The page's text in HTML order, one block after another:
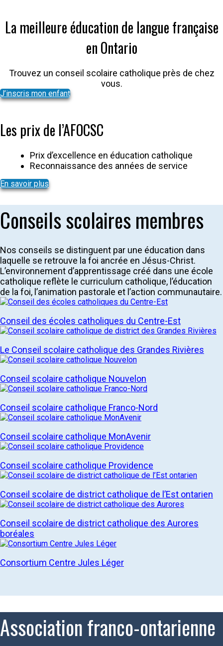
La meilleure éducation de langue française
en Ontario
Trouvez un conseil scolaire catholique près de chez
vous.
J’inscris mon enfant
Les prix de l’AFOCSC
Prix d’excellence en éducation catholique
Reconnaissance des années de service
En savoir plus
Conseils scolaires membres
Nos conseils se distinguent par une éducation dans
laquelle se retrouve la foi ancrée en Jésus-Christ.
L’environnement d’apprentissage créé dans une école
catholique reflète le curriculum catholique, l’éducation
de la foi, l’animation pastorale et l’action communautaire.
Conseil des écoles catholiques du Centre-Est
Le Conseil scolaire catholique des Grandes Rivières
Conseil scolaire catholique Nouvelon
Conseil scolaire catholique Franco-Nord
Conseil scolaire catholique MonAvenir
Conseil scolaire catholique Providence
Conseil scolaire de district catholique de l’Est ontarien
Conseil scolaire de district catholique des Aurores
boréales
Consortium Centre Jules Léger
Association franco-ontarienne